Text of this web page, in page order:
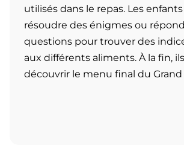
utilisés dans le repas. Les
résoudre des énigmes ou
questions pour trouver des
aux différents aliments. À la fin,
découvrir le menu final du Grand